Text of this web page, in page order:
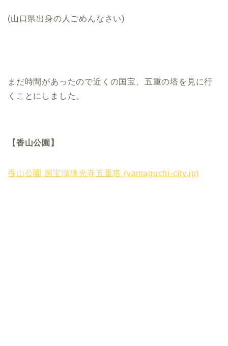
(山口県出身の人ごめんなさい)
まだ時間があったので近くの国宝、五重の塔を見に行
くことにしました。
【香山公園】
香山公園 国宝瑠璃光寺五重塔 (yamaguchi-city.jp)